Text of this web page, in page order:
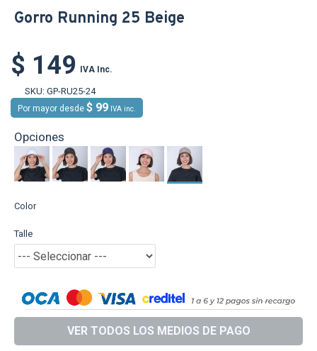
Gorro Running 25 Beige
$ 149 IVA Inc.
SKU: GP-RU25-24
Por mayor desde $ 99 IVA inc.
Opciones
Color
Talle
VER TODOS LOS MEDIOS DE PAGO